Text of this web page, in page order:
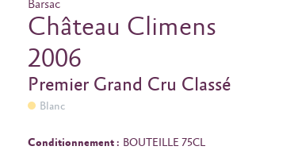
Barsac
Château Climens
2006
Premier Grand Cru Classé
Blanc
Conditionnement : BOUTEILLE 75CL